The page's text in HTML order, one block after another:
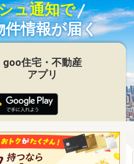
ュ通知で
件情報が届く
goo住宅・不動産
アプリ